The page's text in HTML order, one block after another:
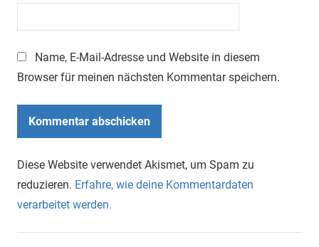
Name, E-Mail-Adresse und Website in diesem
Browser für meinen nächsten Kommentar speichern.
Diese Website verwendet Akismet, um Spam zu
reduzieren. Erfahre, wie deine Kommentardaten
verarbeitet werden.